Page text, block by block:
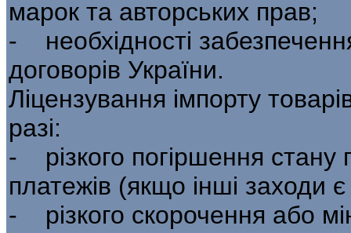
марок та авторських прав;
- необхідності
договорів України.
Ліцензування імпорту
разі:
- різкого погіршення стану
пла­тежів (якщо інші заходи
- різкого скорочення або